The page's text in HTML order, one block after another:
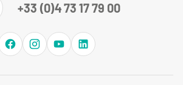
+33 (0)4 73 17 79 00